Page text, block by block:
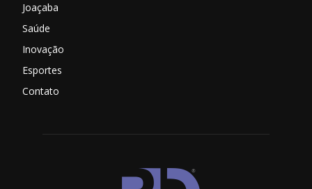
Joaçaba
Saúde
Inovação
Esportes
Contato